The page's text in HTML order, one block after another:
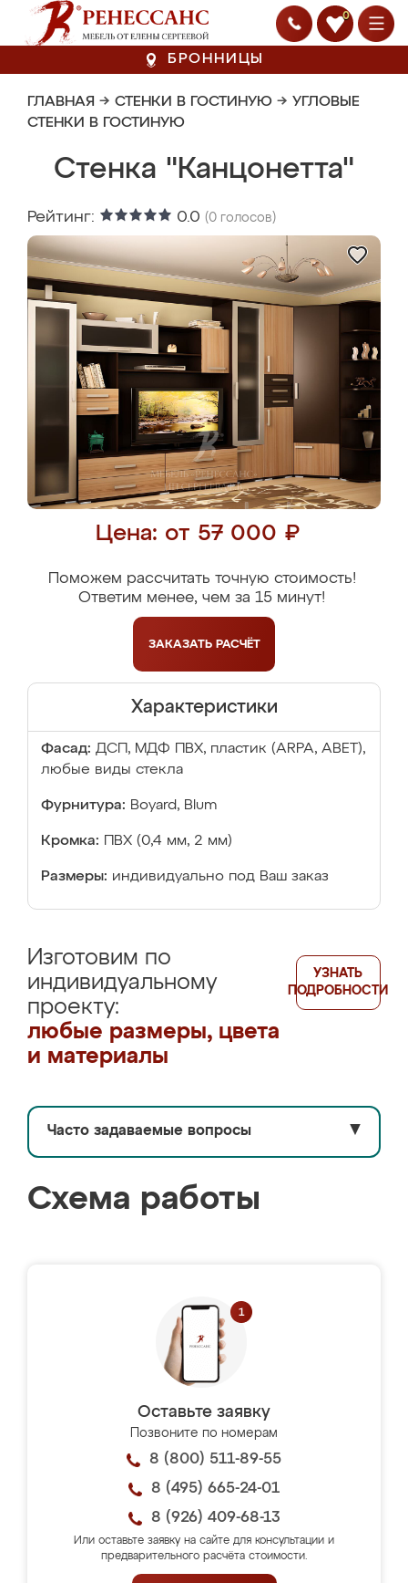
0
БРОННИЦЫ
ГЛАВНАЯ → СТЕНКИ В ГОСТИНУЮ → УГЛОВЫЕ
СТЕНКИ В ГОСТИНУЮ
Стенка "Канцонетта"
Рейтинг: 0.0 (0 голосов)
Цена: от 57 000 ₽
Поможем рассчитать точную стоимость!
Ответим менее, чем за 15 минут!
ЗАКАЗАТЬ РАСЧЁТ
Характеристики
Фасад: ДСП, МДФ ПВХ, пластик (ARPA, ABET),
любые виды стекла
Фурнитура: Boyard, Blum
Кромка: ПВХ (0,4 мм, 2 мм)
Размеры: индивидуально под Ваш заказ
Изготовим по
индивидуальному
проекту:
любые размеры, цвета
и материалы
УЗНАТЬ
ПОДРОБНОСТИ
Часто задаваемые вопросы ▼
Схема работы
Оставьте заявку
Позвоните по номерам
8 (800) 511-89-55
8 (495) 665-24-01
8 (926) 409-68-13
Или оставьте заявку на сайте для консультации и
предварительного расчёта стоимости.